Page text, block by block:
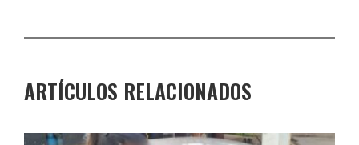
ARTÍCULOS RELACIONADOS